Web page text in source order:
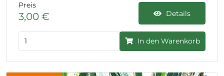
Preis
3,00 € Details
In den Warenkorb